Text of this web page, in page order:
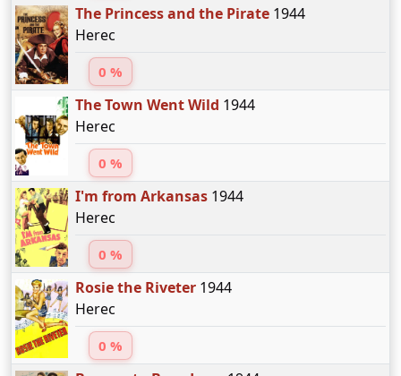
The Princess and the Pirate1944
Herec
0 %
The Town Went Wild 1944
Herec
0 %
I'm from Arkansas1944
Herec
0 %
Rosie the Riveter1944
Herec
0 %